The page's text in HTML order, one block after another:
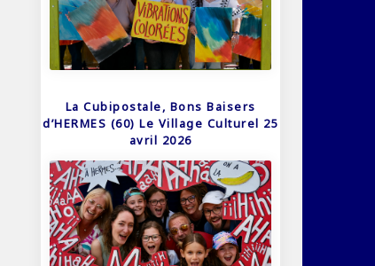
La Cubipostale, Bons Baisers
d’HERMES (60) Le Village Culturel 25
avril 2026